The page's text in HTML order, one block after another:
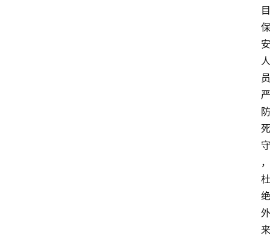
目
保
安
人
员
严
防
死
守
，
杜
绝
外
来